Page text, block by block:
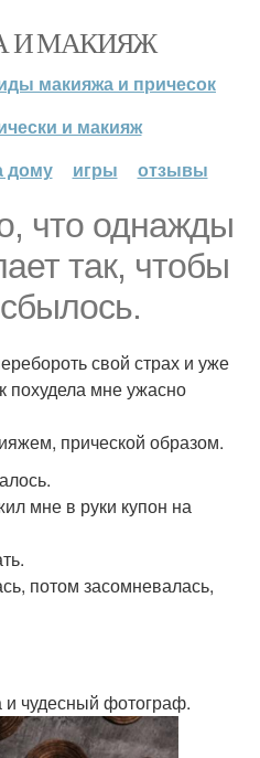
И МАКИЯЖ
макияжа и причесок
и макияж
дому
игры отзывы
что однажды
так, чтобы
свой страх и уже
похудела мне ужасно
прической образом.
мне в руки купон на
потом засомневалась,
и чудесный фотограф.